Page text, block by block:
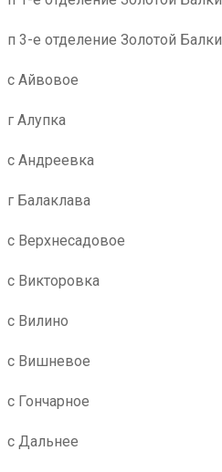
п 3-е отделение Золотой Балки
с Айвовое
г Алупка
с Андреевка
г Балаклава
с Верхнесадовое
с Викторовка
с Вилино
с Вишневое
с Гончарное
с Дальнее